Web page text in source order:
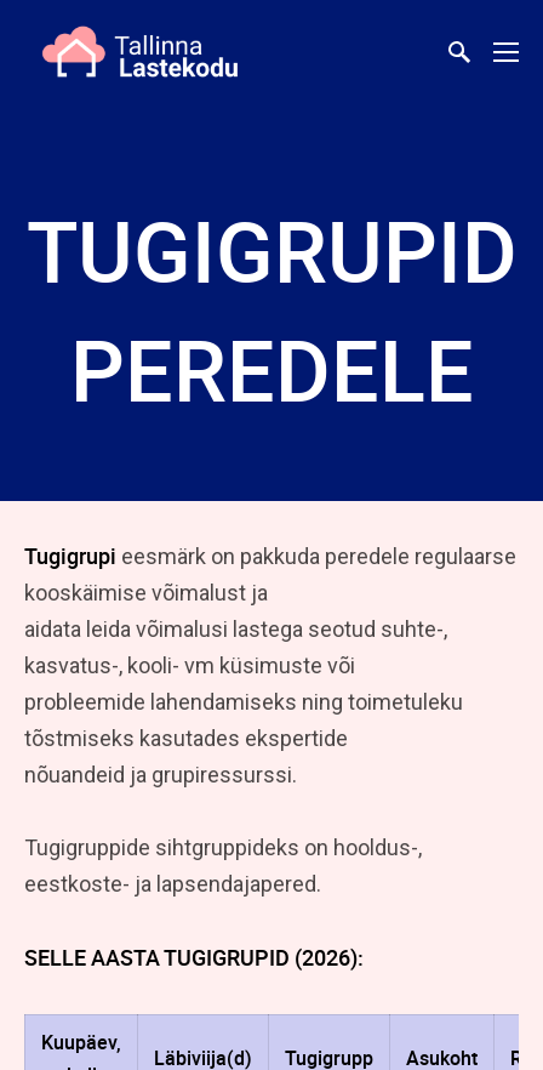
TUGIGRUPID
PEREDELE
Tugigrupi eesmärk on pakkuda peredele regulaarse
kooskäimise võimalust ja
aidata leida võimalusi lastega seotud suhte-,
kasvatus-, kooli- vm küsimuste või
probleemide lahendamiseks ning toimetuleku
tõstmiseks kasutades ekspertide
nõuandeid ja grupiressurssi.
Tugigruppide sihtgruppideks on hooldus-,
eestkoste- ja lapsendajapered.
SELLE AASTA TUGIGRUPID (2026):
Kuupäev,
Läbiviija(d) Tugigrupp Asukoht